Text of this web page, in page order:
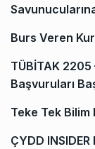
Burs Veren
TÜBİTAK
Başvuruları
Teke Tek Bilim
ÇYDD